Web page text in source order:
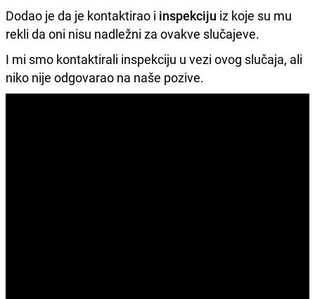
Dodao je da je kontaktirao i inspekciju iz koje su mu
rekli da oni nisu nadležni za ovakve slučajeve.
I mi smo kontaktirali inspekciju u vezi ovog slučaja, ali
niko nije odgovarao na naše pozive.